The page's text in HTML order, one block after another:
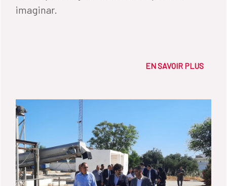
imaginar.
EN SAVOIR PLUS